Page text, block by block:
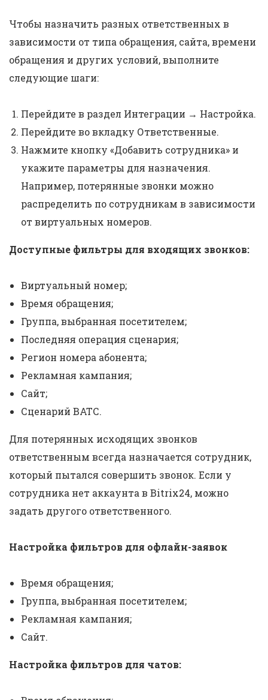
Чтобы назначить разных ответственных в
зависимости от типа обращения, сайта, времени
обращения и других условий, выполните
следующие шаги:
Перейдите в раздел Интеграции → Настройка.
Перейдите во вкладку Ответственные.
Нажмите кнопку «Добавить сотрудника» и
укажите параметры для назначения.
Например, потерянные звонки можно
распределить по сотрудникам в зависимости
от виртуальных номеров.
Доступные фильтры для входящих звонков:
Виртуальный номер;
Время обращения;
Группа, выбранная посетителем;
Последняя операция сценария;
Регион номера абонента;
Рекламная кампания;
Сайт;
Сценарий ВАТС.
Для потерянных исходящих звонков
ответственным всегда назначается сотрудник,
который пытался совершить звонок. Если у
сотрудника нет аккаунта в Bitrix24, можно
задать другого ответственного.
Настройка фильтров для офлайн-заявок
Время обращения;
Группа, выбранная посетителем;
Рекламная кампания;
Сайт.
Настройка фильтров для чатов: